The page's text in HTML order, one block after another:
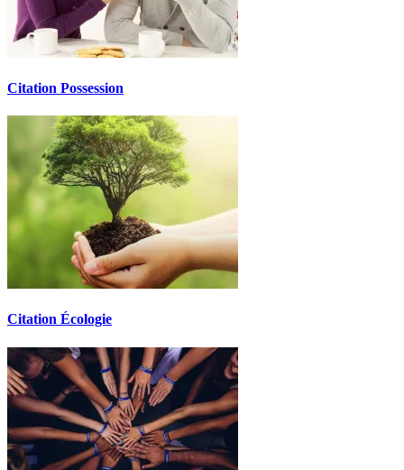
Citation Possession
Citation Écologie